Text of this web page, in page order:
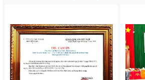
Trung tâm xử lý của
4K Gen2 , sử dụng mạng nơ-ron
phân tích và tối ưu từng yếu tố hình